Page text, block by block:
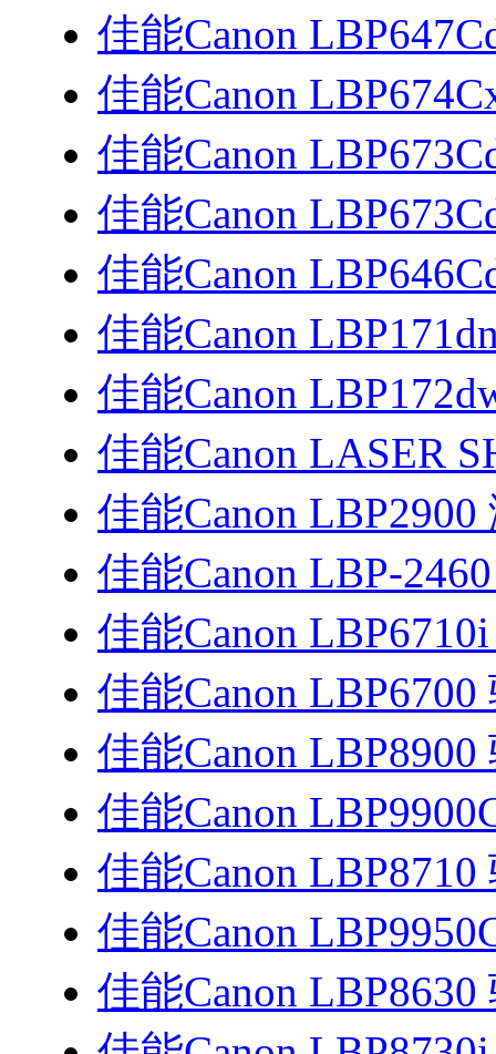
佳能Canon
佳能Canon
佳能Canon
佳能Canon
佳能Canon
佳能Canon
佳能Canon
佳能Canon LASER
佳能Canon
佳能Canon LBP-
佳能Canon
佳能Canon LBP6700
佳能Canon LBP8900
佳能Canon
佳能Canon LBP8710
佳能Canon
佳能Canon LBP8630